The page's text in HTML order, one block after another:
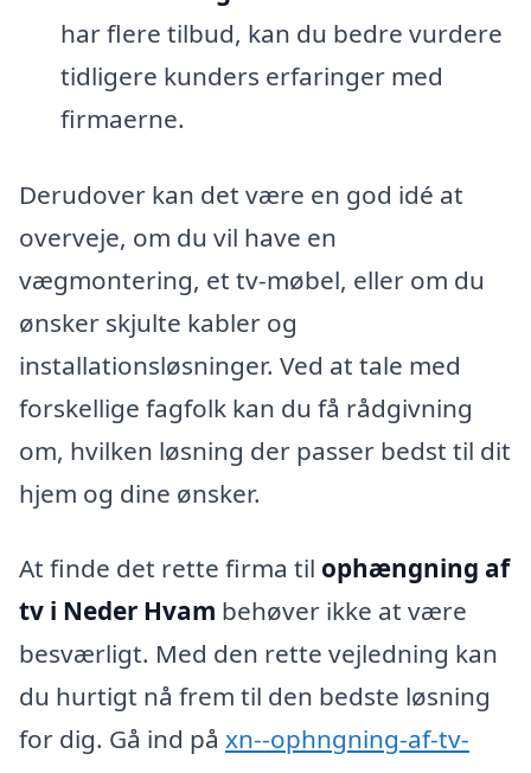
har flere tilbud, kan du bedre vurdere
tidligere kunders erfaringer med
firmaerne.
Derudover kan det være en god idé at
overveje, om du vil have en
vægmontering, et tv-møbel, eller om du
ønsker skjulte kabler og
installationsløsninger. Ved at tale med
forskellige fagfolk kan du få rådgivning
om, hvilken løsning der passer bedst til dit
hjem og dine ønsker.
At finde det rette firma til ophængning af
tv i Neder Hvam behøver ikke at være
besværligt. Med den rette vejledning kan
du hurtigt nå frem til den bedste løsning
for dig. Gå ind på xn--ophngning-af-tv-